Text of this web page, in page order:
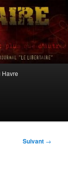
Havre
Suivant →